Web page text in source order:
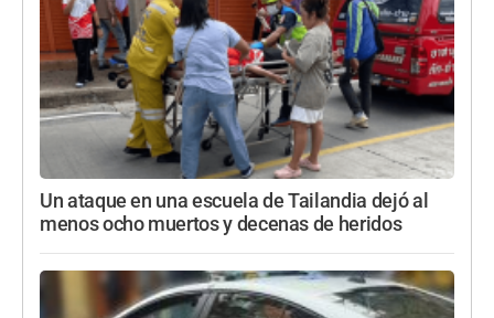
Un ataque en una escuela de Tailandia dejó al
menos ocho muertos y decenas de heridos